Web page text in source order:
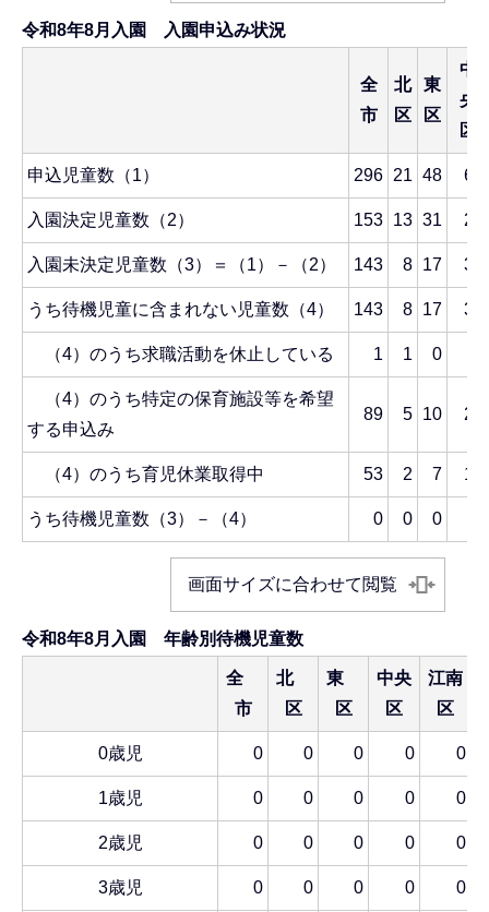
令和8年8月入園 入園申込み状況
全
市
北
区
東
区
中
央
区
申込児童数（1） 296 21 48 65
入園決定児童数（2） 153 13 31 27
入園未決定児童数（3）＝（1）－（2） 143 8 17 38
うち待機児童に含まれない児童数（4） 143 8 17 38
（4）のうち求職活動を休止している 1 1 0
（4）のうち特定の保育施設等を希望
する申込み
89 5 10 22
（4）のうち育児休業取得中 53 2 7 16
うち待機児童数（3）－（4） 0 0 0
画面サイズに合わせて閲覧
令和8年8月入園 年齢別待機児童数
全
市
北
区
東
区
中央
区
江南
区
0歳児 0 0 0 0 0
1歳児 0 0 0 0 0
2歳児 0 0 0 0 0
3歳児 0 0 0 0 0